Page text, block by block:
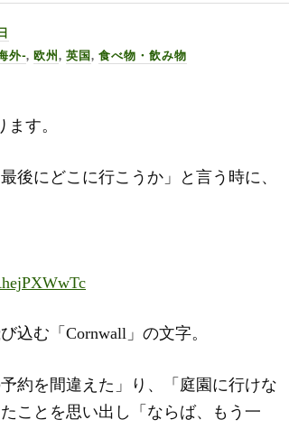
外-,欧州,英国,食べ物・飲み物
す。
後にどこに行こうか」と言う時に、
込む「Cornwall」の文字。
約を間違えた」り、「庭園に行けな
ことを思い出し「ならば、もう一